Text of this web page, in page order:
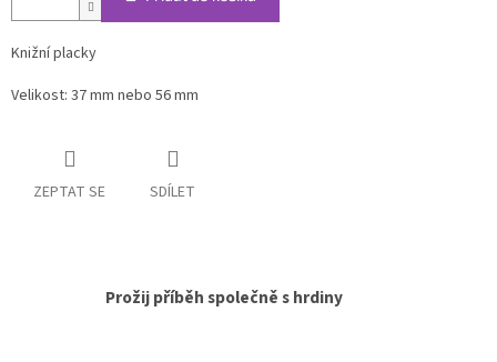
Knižní placky
Velikost: 37 mm nebo 56 mm
ZEPTAT SE SDÍLET
Prožij příběh společně s hrdiny